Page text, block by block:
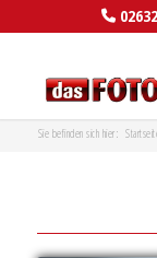
Sie befinden sich hier: